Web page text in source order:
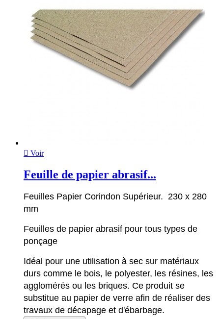
 Voir
Feuille de papier abrasif...
Feuilles Papier Corindon Supérieur. 230 x 280
mm
Feuilles de papier abrasif pour tous types de
ponçage
Idéal pour une utilisation à sec sur matériaux
durs comme le bois, le polyester, les résines, les
agglomérés ou les briques. Ce produit se
substitue au papier de verre afin de réaliser des
travaux de décapage et d'ébarbage.